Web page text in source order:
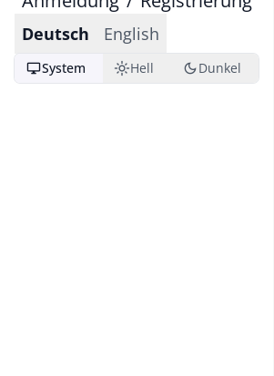
Deutsch English
desktop_windowsSystem light_modeHell dark_modeDunkel